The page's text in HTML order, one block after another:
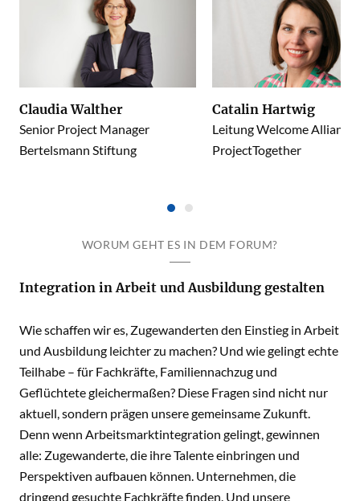
Claudia Walther
Senior Project Manager
Bertelsmann Stiftung
Catalin Hartwig
Leitung Welcome Alliance
ProjectTogether
WORUM GEHT ES IN DEM FORUM?
Integration in Arbeit und Ausbildung gestalten
Wie schaffen wir es, Zugewanderten den Einstieg in Arbeit
und Ausbildung leichter zu machen? Und wie gelingt echte
Teilhabe – für Fachkräfte, Familiennachzug und
Geflüchtete gleichermaßen? Diese Fragen sind nicht nur
aktuell, sondern prägen unsere gemeinsame Zukunft.
Denn wenn Arbeitsmarktintegration gelingt, gewinnen
alle: Zugewanderte, die ihre Talente einbringen und
Perspektiven aufbauen können. Unternehmen, die
dringend gesuchte Fachkräfte finden. Und unsere